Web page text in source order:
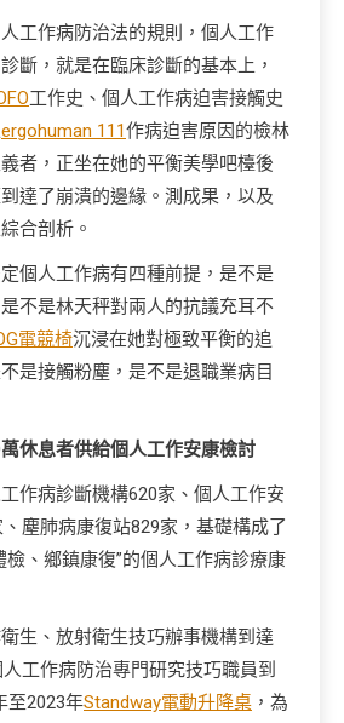
工作病防治法的規則，個人工作
斷，就是在臨床診斷的基本上，
工作史、個人工作病迫害接觸史
ergohuman 111作病迫害原因的檢林
者，正坐在她的平衡美學吧檯後
達了崩潰的邊緣。測成果，以及
合剖析。
個人工作病有四種前提，是不是
不是林天秤對兩人的抗議充耳不
電競椅沉浸在她對極致平衡的追
是接觸粉塵，是不是退職業病目
休息者供給個人工作安康檢討
作病診斷機構620家、個人工作安
塵肺病康復站829家，基礎構成了
檢、鄉鎮康復”的個人工作病診療康
生、放射衛生技巧辦事機構到達
工作病防治專門研究技巧職員到
至2023年Standway電動升降桌 ，為